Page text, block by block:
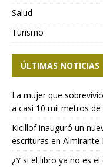
Salud
Turismo
ÚLTIMAS NOTICIAS
La mujer que
a casi 10 mil metros de
Kicillof inauguró un
escrituras en Almirante
¿Y si el libro ya no es el